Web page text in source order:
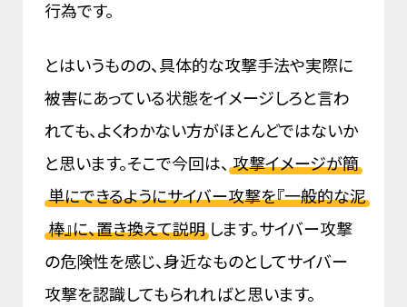
行為です。
とはいうものの、具体的な攻撃手法や実際に
被害にあっている状態をイメージしろと言わ
れても、よくわかない方がほとんどではないか
と思います。そこで今回は、 攻撃イメージが簡
単にできるようにサイバー攻撃を『一般的な泥
棒』に、置き換えて説明 します。サイバー攻撃
の危険性を感じ、身近なものとしてサイバー
攻撃を認識してもられればと思います。